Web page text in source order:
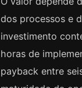
dos processos e
investimento
horas de
payback entre